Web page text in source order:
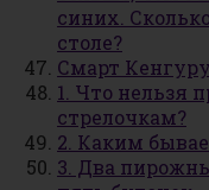
синих.
столе?
Смарт
1. Что нельзя
стрелочкам?
2. Каким
3. Два